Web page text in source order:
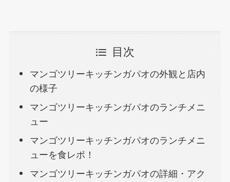
目次
マンゴツリーキッチンガパオの外観と店内
の様子
マンゴツリーキッチンガパオのランチメニ
ュー
マンゴツリーキッチンガパオのランチメニ
ューを食レポ！
マンゴツリーキッチンガパオの詳細・アク